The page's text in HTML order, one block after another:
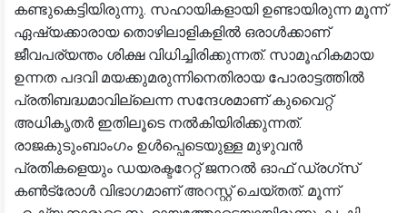
കണ്ടുകെട്ടിയിരുന്നു. സഹായികളായി ഉണ്ടായിരുന്ന മൂന്ന്
ഏഷ്യക്കാരായ തൊഴിലാളികളില്‍ ഒരാള്‍ക്കാണ്
ജീവപര്യന്തം ശിക്ഷ വിധിച്ചിരിക്കുന്നത്. സാമൂഹികമായ
ഉന്നത പദവി മയക്കുമരുന്നിനെതിരായ പോരാട്ടത്തില്‍
പ്രതിബദ്ധമാവില്ലെന്ന സന്ദേശമാണ് കുവൈറ്റ്
അധികൃതര്‍ ഇതിലൂടെ നല്‍കിയിരിക്കുന്നത്.
രാജകുടുംബാംഗം ഉള്‍പ്പെടെയുള്ള മുഴുവന്‍
പ്രതികളെയും ഡയരക്ടറേറ്റ് ജനറല്‍ ഓഫ് ഡ്രഗ്‌സ്
കണ്‍ട്രോള്‍ വിഭാഗമാണ് അറസ്റ്റ് ചെയ്തത്. മൂന്ന്